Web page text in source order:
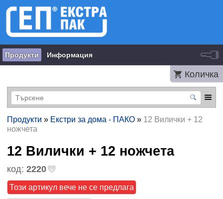
Продукти Информация
Количка
Продукти » Екстри за дома - ПАКО» 12 Вилички + 12
ножчета
12 Вилички + 12 ножчета
код: 2220
Този артикул вече не се предлага